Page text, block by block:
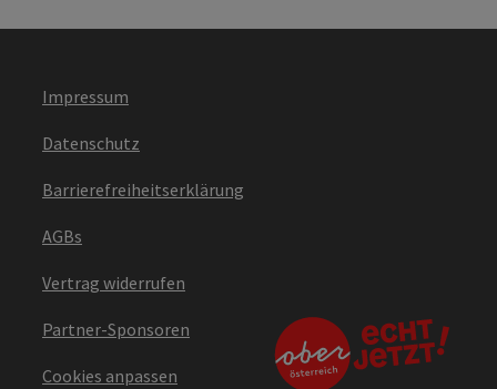
Impressum
Datenschutz
Barrierefreiheitserklärung
AGBs
Vertrag widerrufen
Partner-Sponsoren
Cookies anpassen